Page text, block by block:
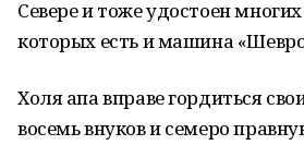
Севере и тоже удостоен
которых есть и машина
Холя апа вправе гордиться
восемь внуков и семеро